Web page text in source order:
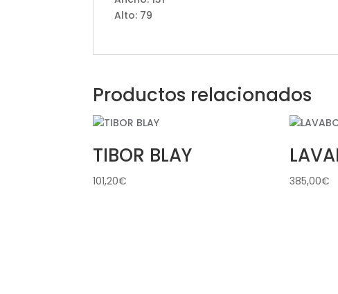
Alto: 79
Productos relacionados
TIBOR BLAY
101,20€ 385,00€